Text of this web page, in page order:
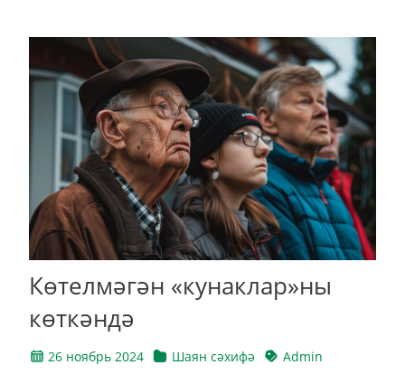
Көтелмәгән «кунаклар»ны
көт­кән­дә
26 ноябрь 2024 Шаян сәхифә Admin